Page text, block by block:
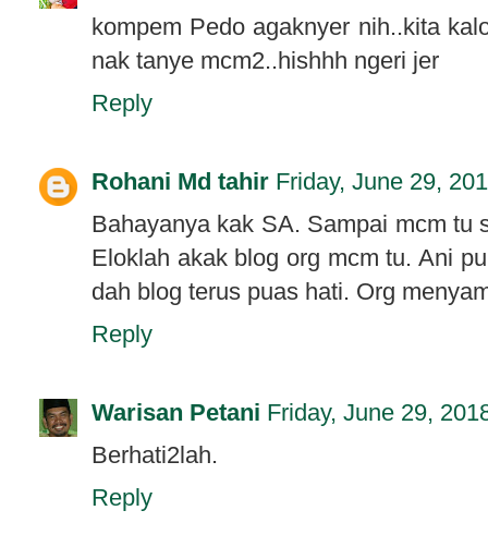
kompem Pedo agaknyer nih..kita
nak tanye mcm2..hishhh ngeri jer
Reply
Rohani Md tahir Friday, June 29,
Bahayanya kak SA. Sampai mcm tu
Eloklah akak blog org mcm tu. Ani
dah blog terus puas hati. Org
Reply
Warisan Petani Friday, June 29,
Berhati2lah.
Reply